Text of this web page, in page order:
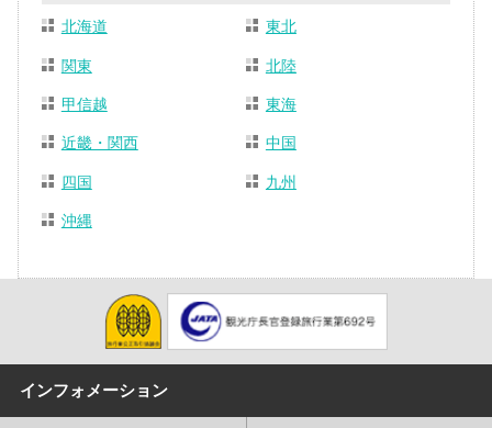
北海道 東北
関東 北陸
甲信越 東海
近畿・関西 中国
四国 九州
沖縄
インフォメーション